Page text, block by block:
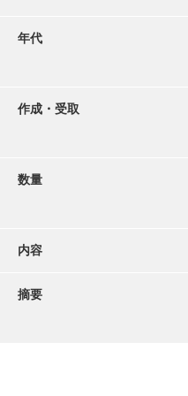
年代
作成・受取
数量
内容
摘要